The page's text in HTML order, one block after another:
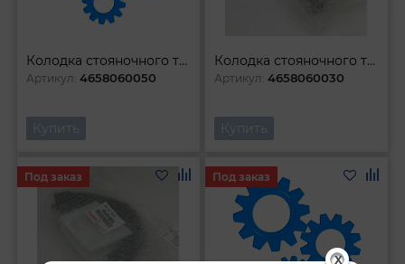
X
Колодка стояночного тормоза левая
Артикул:4658060050
Купить
Колодка стояночного тормоза
Артикул:4658060030
Купить
Под заказ Под заказ